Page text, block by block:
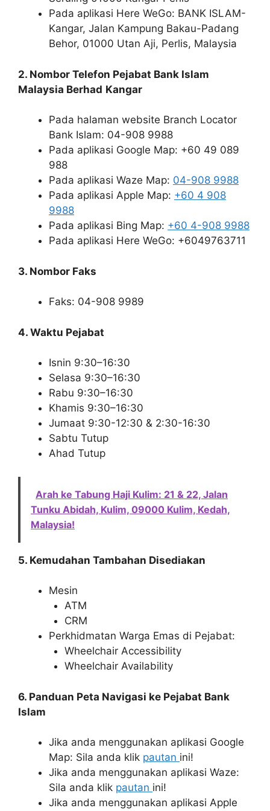
Pada aplikasi Here WeGo: BANK ISLAM-
Kangar, Jalan Kampung Bakau-Padang
Behor, 01000 Utan Aji, Perlis, Malaysia
2. Nombor Telefon Pejabat Bank Islam
Malaysia Berhad Kangar
Pada halaman website Branch Locator
Bank Islam: 04-908 9988
Pada aplikasi Google Map: +60 49 089
988
Pada aplikasi Waze Map: 04-908 9988
Pada aplikasi Apple Map: +60 4 908
9988
Pada aplikasi Bing Map: +60 4-908 9988
Pada aplikasi Here WeGo: +6049763711
3. Nombor Faks
Faks: 04-908 9989
4. Waktu Pejabat
Isnin 9:30–16:30
Selasa 9:30–16:30
Rabu 9:30–16:30
Khamis 9:30–16:30
Jumaat 9:30-12:30 & 2:30-16:30
Sabtu Tutup
Ahad Tutup
Arah ke Tabung Haji Kulim: 21 & 22, Jalan
Tunku Abidah, Kulim, 09000 Kulim, Kedah,
Malaysia!
5. Kemudahan Tambahan Disediakan
Mesin
ATM
CRM
Perkhidmatan Warga Emas di Pejabat:
Wheelchair Accessibility
Wheelchair Availability
6. Panduan Peta Navigasi ke Pejabat Bank
Islam
Jika anda menggunakan aplikasi Google
Map: Sila anda klik pautan ini!
Jika anda menggunakan aplikasi Waze:
Sila anda klik pautan ini!
Jika anda menggunakan aplikasi Apple